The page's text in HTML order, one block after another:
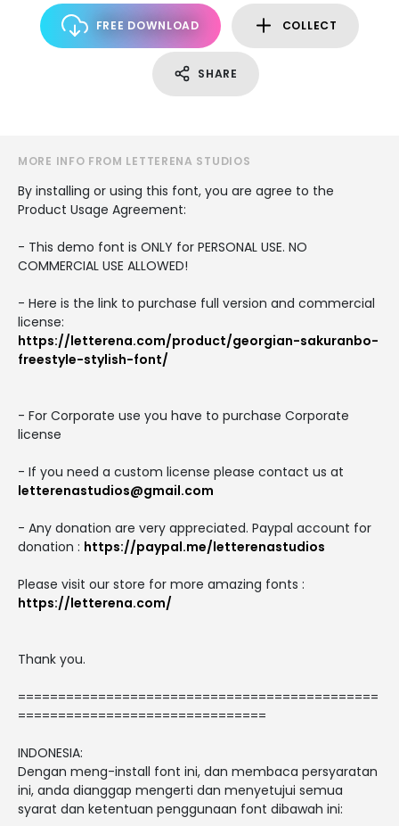
FREE DOWNLOAD COLLECT
SHARE
MORE INFO FROM LETTERENA STUDIOS
By installing or using this font, you are agree to the
Product Usage Agreement:
- This demo font is ONLY for PERSONAL USE. NO
COMMERCIAL USE ALLOWED!
- Here is the link to purchase full version and commercial
license:
https://letterena.com/product/georgian-sakuranbo-
freestyle-stylish-font/
- For Corporate use you have to purchase Corporate
license
- If you need a custom license please contact us at
letterenastudios@gmail.com
- Any donation are very appreciated. Paypal account for
donation : https://paypal.me/letterenastudios
Please visit our store for more amazing fonts :
https://letterena.com/
Thank you.
=============================================
===============================
INDONESIA:
Dengan meng-install font ini, dan membaca persyaratan
ini, anda dianggap mengerti dan menyetujui semua
syarat dan ketentuan penggunaan font dibawah ini: